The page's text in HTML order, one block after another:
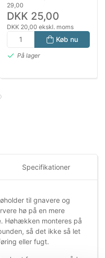
29,00
DKK 25,00
DKK 20,00 ekskl. moms
Køb nu
På lager
Specifikationer
til gnavere og
hø på en mere
Høhækken monteres på
så det ikke så let
eller fugt.